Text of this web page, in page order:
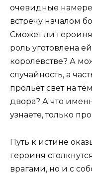
очевидные
встречу началом
Сможет ли
роль уготовлена
королевстве? А
случайность, а
прольёт свет на
двора? А что
узнаете, только
Путь к истине
героиня
врагами, но и с